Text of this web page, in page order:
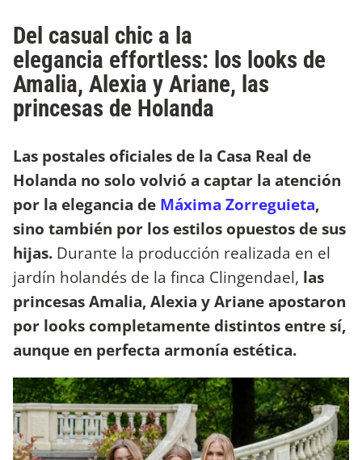
Del casual chic a la
elegancia effortless: los looks de
Amalia, Alexia y Ariane, las
princesas de Holanda
Las postales oficiales de la Casa Real de
Holanda no solo volvió a captar la atención
por la elegancia de Máxima Zorreguieta,
sino también por los estilos opuestos de sus
hijas. Durante la producción realizada en el
jardín holandés de la finca Clingendael, las
princesas Amalia, Alexia y Ariane apostaron
por looks completamente distintos entre sí,
aunque en perfecta armonía estética.